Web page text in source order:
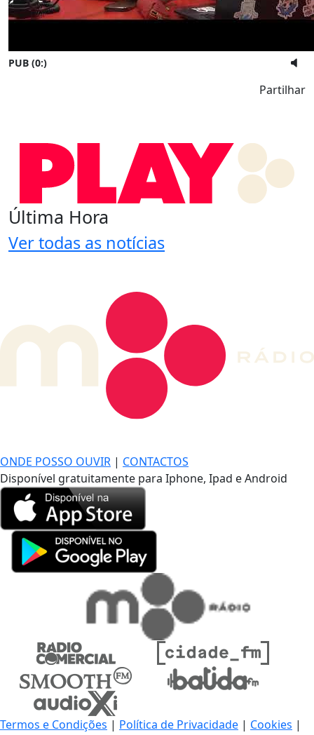
PUB (0:)
Partilhar
Última Hora
Ver todas as notícias
ONDE POSSO OUVIR | CONTACTOS
Disponível gratuitamente para Iphone, Ipad e Android
Termos e Condições | Política de Privacidade | Cookies |